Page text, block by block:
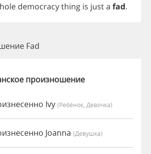
democracything is justa fad.
Fad
произношение
Ivy (Ребёнок, Девочка)
Joanna (девушка)